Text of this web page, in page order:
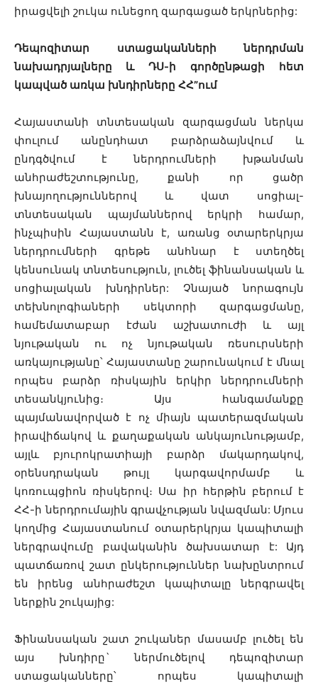
իրացվելի շուկա ունեցող զարգացած երկրներից:
Դեպոզիտար ստացականների ներդրման
նախադրյալները և ԴՍ-ի գործընթացի
հետ
կապված առկա խնդիրները ՀՀ”ում
Հայաստանի տնտեսական զարգացման ներկա
փուլում անընդհատ բարձրաձայնվում և
ընդգծվում է ներդրումների խթանման
անհրաժեշտությունը, քանի որ ցածր
խնայողություններով և վատ սոցիալ-
տնտեսական պայմաններով երկրի համար,
ինչպիսին Հայաստանն է, առանց օտարերկրյա
ներդրումների գրեթե անհնար է ստեղծել
կենսունակ տնտեսություն, լուծել ֆինանսական և
սոցիալական խնդիրներ: Չնայած նորագույն
տեխնոլոգիաների սեկտորի զարգացմանը,
համեմատաբար էժան աշխատուժի և այլ
նյութական ու ոչ նյութական ռեսուրսների
առկայությանը՝ Հայաստանը շարունակում է մնալ
որպես բարձր ռիսկային երկիր ներդրումների
տեսանկյունից։ Այս հանգամանքը
պայմանավորված է ոչ միայն պատերազմական
իրավիճակով և քաղաքական անկայունությամբ,
այլև բյուրոկրատիայի բարձր մակարդակով,
օրենսդրական թույլ կարգավորմամբ և
կոռուպցիոն ռիսկերով։ Սա իր հերթին բերում է
ՀՀ-ի ներդրումային գրավչության նվազման: Մյուս
կողմից Հայաստանում օտարերկրյա կապիտալի
ներգրավումը բավականին ծախսատար է: Այդ
պատճառով շատ ընկերություններ նախընտրում
են իրենց անհրաժեշտ կապիտալը ներգրավել
ներքին շուկայից:
Ֆինանսական շատ շուկաներ մասամբ լուծել են
այս խնդիրը` ներմուծելով դեպոզիտար
ստացականները՝ որպես կապիտալի